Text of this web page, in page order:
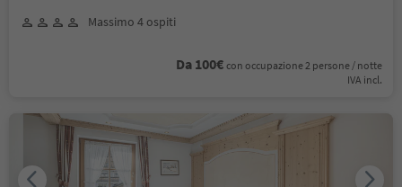
Massimo 4 ospiti
Da 100€ con occupazione 2 persone / notte
IVA incl.